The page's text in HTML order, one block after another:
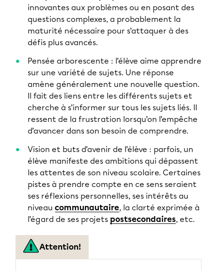
innovantes aux problèmes ou en posant des
questions complexes, a probablement la
maturité nécessaire pour s’attaquer à des
défis plus avancés.
Pensée arborescente : l’élève aime apprendre
sur une variété de sujets. Une réponse
amène généralement une nouvelle question.
Il fait des liens entre les différents sujets et
cherche à s’informer sur tous les sujets liés. Il
ressent de la frustration lorsqu’on l’empêche
d’avancer dans son besoin de comprendre.
Vision et buts d’avenir de l’élève : parfois, un
élève manifeste des ambitions qui dépassent
les attentes de son niveau scolaire. Certaines
pistes à prendre compte en ce sens seraient
ses réflexions personnelles, ses intérêts au
niveau communautaire, la clarté exprimée à
l’égard de ses projets postsecondaires, etc.
Attention!